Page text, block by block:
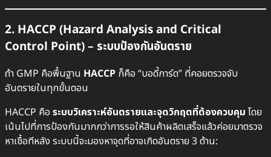
2. HACCP (Hazard Analysis and Critical
Control Point) – ระบบป้องกันอันตราย
ถ้า GMP คือพื้นฐาน HACCP ก็คือ “บอดี้การ์ด” ที่คอยตรวจจับ
อันตรายในทุกขั้นตอน
HACCP คือ ระบบวิเคราะห์อันตรายและจุดวิกฤตที่ต้องควบคุม โดย
เน้นไปที่การป้องกันมากกว่าการรอให้สินค้าผลิตเสร็จแล้วค่อยมาตรวจ
หาเชื้อทีหลัง ระบบนี้จะมองหาจุดที่อาจเกิดอันตราย 3 ด้าน: